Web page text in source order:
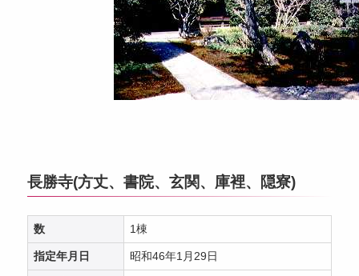
長勝寺(方丈、書院、玄関、庫裡、隠寮)
数 1棟
指定年月日 昭和46年1月29日